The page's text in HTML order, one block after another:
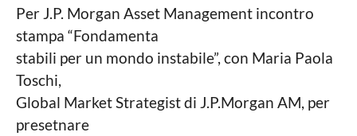
o
a
g
o
L
o
c
a
l
Per J.P. Morgan Asset Management incontro
stampa “Fondamenta
stabili per un mondo instabile”, con Maria Paola
Toschi,
Global Market Strategist di J.P.Morgan AM, per
presetnare